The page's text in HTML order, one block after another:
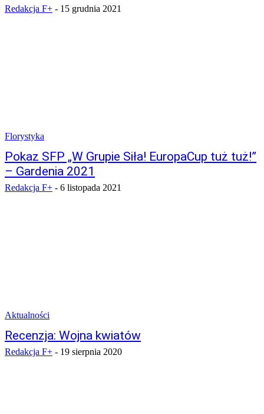
Redakcja F+ - 15 grudnia 2021
Florystyka
Pokaz SFP „W Grupie Siła! EuropaCup tuż tuż!”
– Gardenia 2021
Redakcja F+ - 6 listopada 2021
Aktualności
Recenzja: Wojna kwiatów
Redakcja F+ - 19 sierpnia 2020